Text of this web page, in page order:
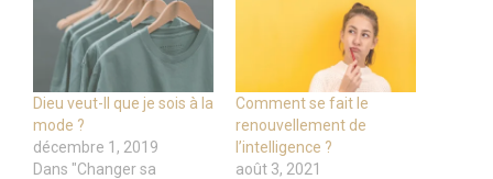
Dieu veut-Il que je sois à la
mode ?
décembre 1, 2019
Dans "Changer sa
Comment se fait le
renouvellement de
l’intelligence ?
août 3, 2021